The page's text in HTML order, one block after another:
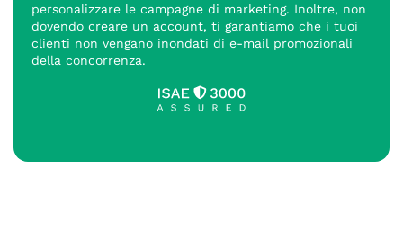
personalizzare le campagne di marketing. Inoltre, non
dovendo creare un account, ti garantiamo che i tuoi
clienti non vengano inondati di e-mail promozionali
della concorrenza.